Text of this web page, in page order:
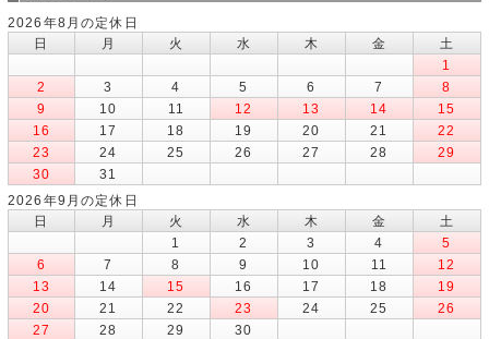
2026年8月の定休日
日
月 火 水 木 金
土
1
2
3 4 5 6 7
8
9
10 11 12 13 14
15
16
17 18 19 20 21
22
23
24 25 26 27 28
29
30
31
2026年9月の定休日
日
月 火 水 木 金
土
1
2 3 4
5
6
7 8 9 10 11
12
13
14 15 16 17 18
19
20
21 22 23 24 25
26
27
28 29
30